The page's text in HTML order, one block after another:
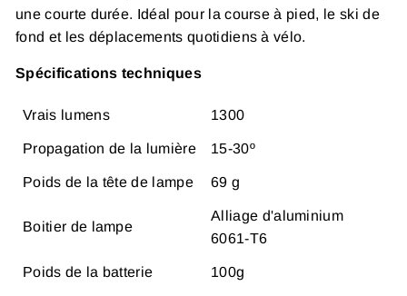
une courte durée. Idéal pour la course à pied, le ski de
fond et les déplacements quotidiens à vélo.
Spécifications techniques
Vrais lumens 1300
Propagation de la lumière 15-30º
Poids de la tête de lampe 69 g
Boitier de lampe
Alliage d'aluminium
6061-T6
Poids de la batterie 100g